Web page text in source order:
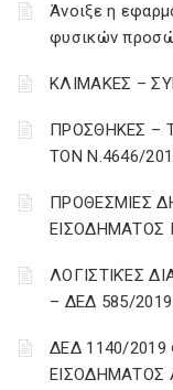
Άνοιξε η
φυσικών
ΚΛΙΜΑΚΕΣ –
ΠΡΟΣΘΗΚΕΣ –
ΤΟΝ Ν.4646/
ΠΡΟΘΕΣΜΙΕΣ
ΕΙΣΟΔΗΜΑΤΟΣ
ΛΟΓΙΣΤΙΚΈΣ
– ΔΕΔ 585/2019
ΔΕΔ 1140/
ΕΙΣΟΔΗΜΑΤΟΣ